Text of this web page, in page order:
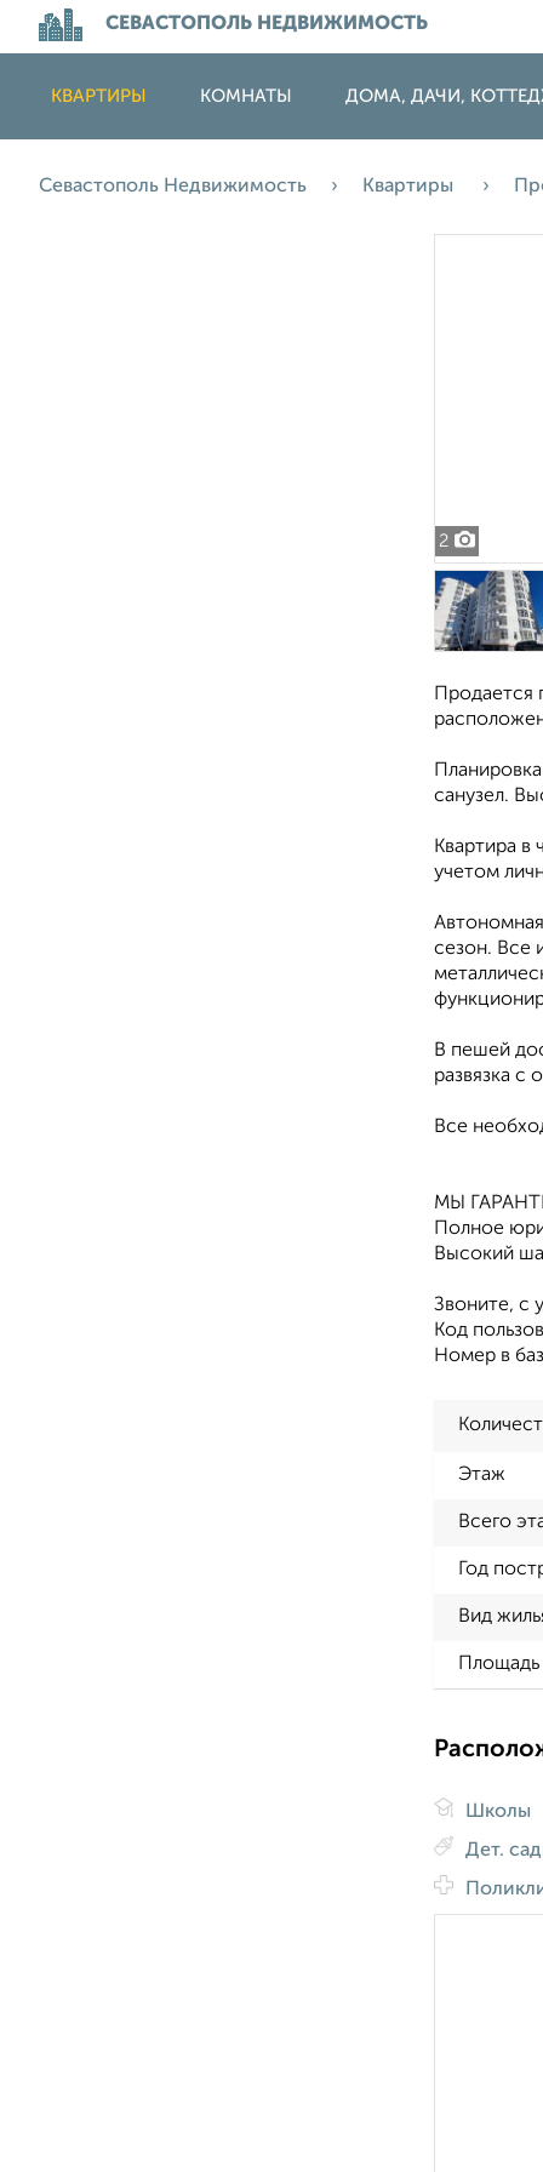
СЕВАСТОПОЛЬ НЕДВИЖИМОСТЬ
КВАРТИРЫ КОМНАТЫ ДОМА, ДАЧИ,
Севастополь Недвижимость Квартиры
2
санузел.
Квартира в
учетом
сезон. Все
В пешей
развязка с
Все
МЫ
Полное
Высокий
Звоните, с
Код
Номер в
Этаж
Всего
Год
Вид
Площадь
Школы
Дет.